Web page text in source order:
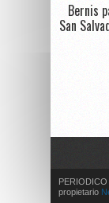
Bernis
San
propietario